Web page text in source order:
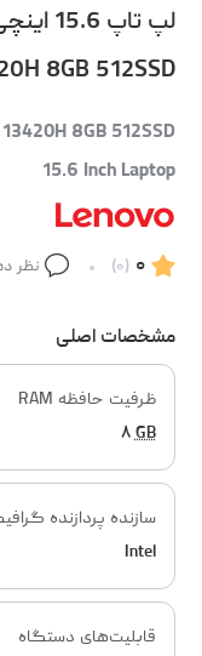
8GB 512SSD
8GB 512SSD
15.6 Inch Laptop
۰ (۰) نظر
مشخصات اصلی
ظرفیت حافظه RAM
۸GB
سازنده پردازنده
Intel
قابلیت‌های دستگاه